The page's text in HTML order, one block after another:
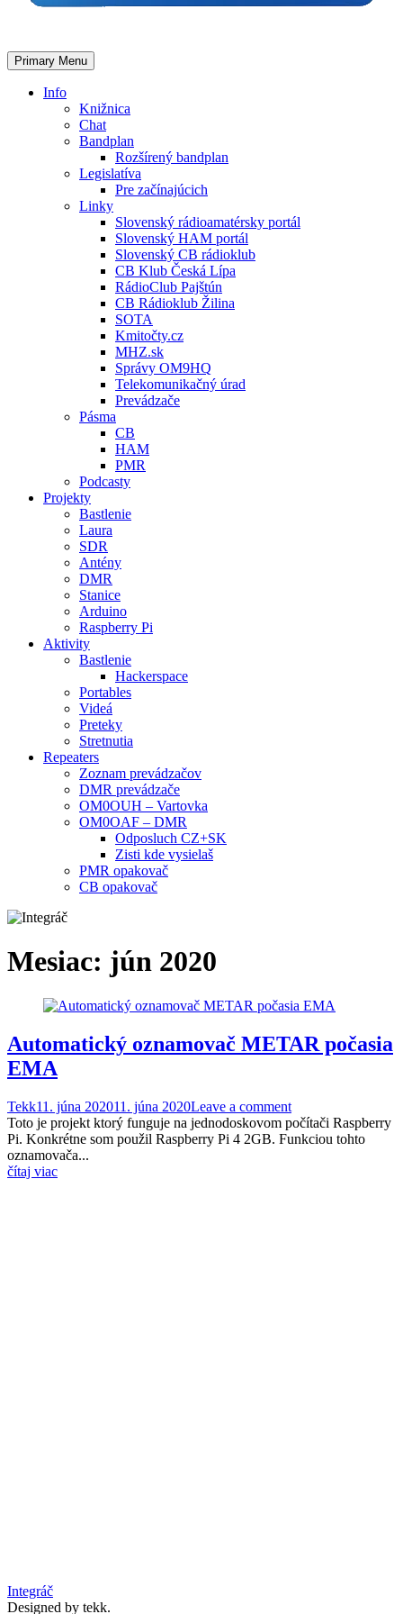
Primary Menu
Info
Knižnica
Chat
Bandplan
Rozšírený bandplan
Legislatíva
Pre začínajúcich
Linky
Slovenský rádioamatérsky portál
Slovenský HAM portál
Slovenský CB rádioklub
CB Klub Česká Lípa
RádioClub Pajštún
CB Rádioklub Žilina
SOTA
Kmitočty.cz
MHZ.sk
Správy OM9HQ
Telekomunikačný úrad
Prevádzače
Pásma
CB
HAM
PMR
Podcasty
Projekty
Bastlenie
Laura
SDR
Antény
DMR
Stanice
Arduino
Raspberry Pi
Aktivity
Bastlenie
Hackerspace
Portables
Videá
Preteky
Stretnutia
Repeaters
Zoznam prevádzačov
DMR prevádzače
OM0OUH – Vartovka
OM0OAF – DMR
Odposluch CZ+SK
Zisti kde vysielaš
PMR opakovač
CB opakovač
Mesiac: jún 2020
Automatický oznamovač METAR počasia
EMA
Tekk11. júna 202011. júna 2020Leave a comment
Toto je projekt ktorý funguje na jednodoskovom počítači Raspberry
Pi. Konkrétne som použil Raspberry Pi 4 2GB. Funkciou tohto
oznamovača...
čítaj viac
Integráč
Designed by tekk.